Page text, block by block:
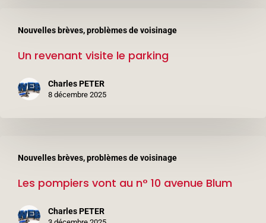
BlumNouvelles brèves, problèmes de voisinage
revenant
visite
parking
Un revenant visite le parking
Charles PETER
8 décembre 2025
Nouvelles brèves, problèmes de voisinage
pompiers
vontLes pompiers vont au n° 10 avenue Blum
Charles PETER